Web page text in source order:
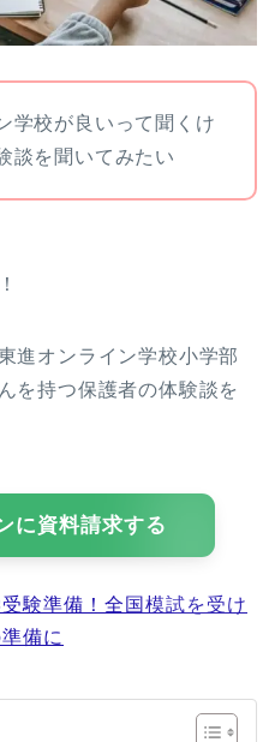
学校が良いって聞くけ
談を聞いてみたい
進オンライン学校小学部
を持つ保護者の体験談を
に資料請求する
験準備！全国模試を受け
備に